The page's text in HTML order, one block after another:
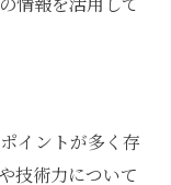
イントが多く存
技術力について